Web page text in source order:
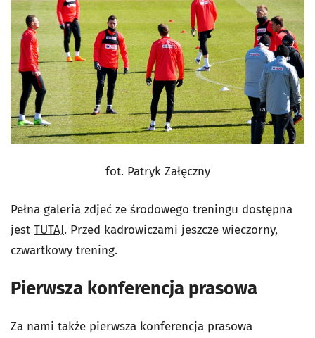
fot. Patryk Załęczny
Pełna galeria zdjeć ze środowego treningu dostępna
jest TUTAJ. Przed kadrowiczami jeszcze wieczorny,
czwartkowy trening.
Pierwsza konferencja prasowa
Za nami także pierwsza konferencja prasowa